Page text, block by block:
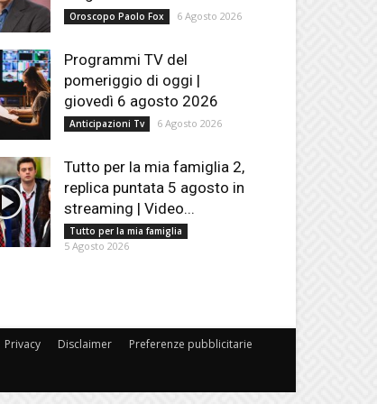
Oroscopo Paolo Fox 6 Agosto 2026
Programmi TV del
pomeriggio di oggi |
giovedì 6 agosto 2026
Anticipazioni Tv 6 Agosto 2026
Tutto per la mia famiglia 2,
replica puntata 5 agosto in
streaming | Video...
Tutto per la mia famiglia
5 Agosto 2026
Privacy Disclaimer Preferenze pubblicitarie